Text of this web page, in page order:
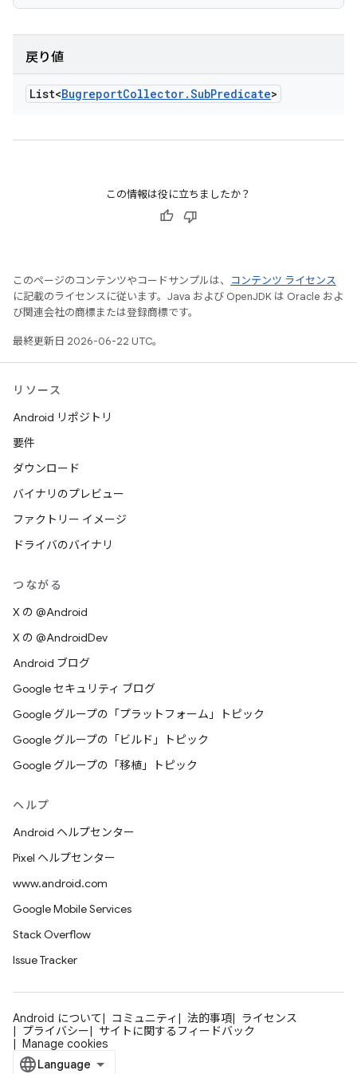
戻り値
List<BugreportCollector.SubPredicate>
この情報は役に立ちましたか？
このページのコンテンツやコードサンプルは、
コンテンツ ライセンス
に記載のライセンスに従います。Java および OpenJDK は Oracle およ
び関連会社の商標または登録商標です。
最終更新日 2026-06-22 UTC。
リソース
Android リポジトリ
要件
ダウンロード
バイナリのプレビュー
ファクトリー イメージ
ドライバのバイナリ
つながる
X の @Android
X の @AndroidDev
Android ブログ
Google セキュリティ ブログ
Google グループの「プラットフォーム」トピック
Google グループの「ビルド」トピック
Google グループの「移植」トピック
ヘルプ
Android ヘルプセンター
Pixel ヘルプセンター
www.android.com
Google Mobile Services
Stack Overflow
Issue Tracker
Android について コミュニティ 法的事項
ライセンス
プライバシー
サイトに関するフィードバック
Manage cookies